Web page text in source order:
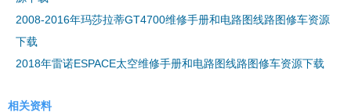
2008-2016年玛莎拉蒂GT4700维修手册和电路图线路图修车资源
下载
2018年雷诺ESPACE太空维修手册和电路图线路图修车资源下载
相关资料